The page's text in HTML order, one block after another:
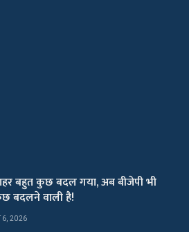
बहुत कुछ बदल गया, अब बीजेपी भी
बदलने वाली है!
6, 2026